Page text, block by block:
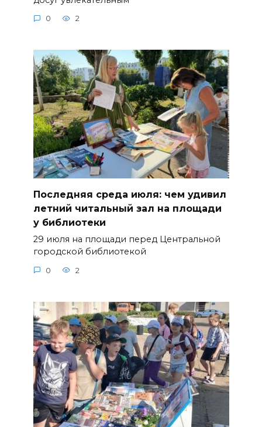
0 2
Последняя среда июля: чем удивил
летний читальный зал на площади
у библиотеки
29 июля на площади перед Центральной
городской библиотекой
0 2